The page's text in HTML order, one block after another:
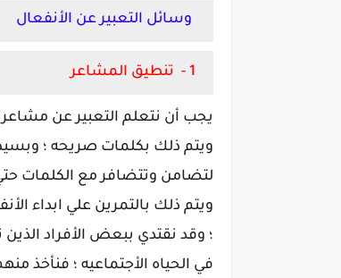
وسائل التعبير عن الأنفعال
1 - تنطيق المشاعر
يجب أن نتعلم التعبير عن
ويتم ذلك بكلمات صريحه ؛
لتضامن وتتضافر مع الكلمات
ويتم ذلك بالتمرين علي ابداء
؛ وقد نقتدي ببعض الأفراد
في الحياه الأجتماعيه ؛ فنأخذ